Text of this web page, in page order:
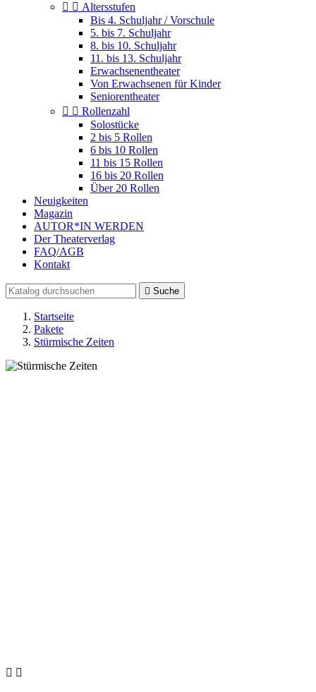
  Altersstufen
Bis 4. Schuljahr / Vorschule
5. bis 7. Schuljahr
8. bis 10. Schuljahr
11. bis 13. Schuljahr
Erwachsenentheater
Von Erwachsenen für Kinder
Seniorentheater
  Rollenzahl
Solostücke
2 bis 5 Rollen
6 bis 10 Rollen
11 bis 15 Rollen
16 bis 20 Rollen
Über 20 Rollen
Neuigkeiten
Magazin
AUTOR*IN WERDEN
Der Theaterverlag
FAQ/AGB
Kontakt
 Suche
Startseite
Pakete
Stürmische Zeiten
 